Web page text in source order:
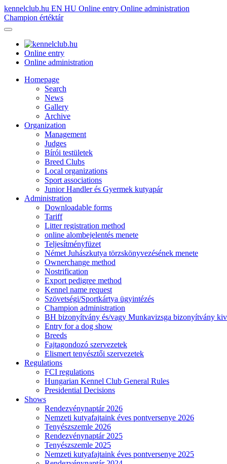
kennelclub.hu EN HU Online entry Online administration
Champion értéktár
Online entry
Online administration
Homepage
Search
News
Gallery
Archive
Organization
Management
Judges
Bírói testületek
Breed Clubs
Local organizations
Sport associations
Junior Handler és Gyermek kutyapár
Administration
Downloadable forms
Tariff
Litter registration method
online alombejelentés menete
Teljesítményfüzet
Német Juhászkutya törzskönyvezésének menete
Ownerchange method
Nostrification
Export pedigree method
Kennel name request
Szövetségi/Sportkártya ügyintézés
Champion administration
BH bizonyítvány és/vagy Munkavizsga bizonyítvány
Entry for a dog show
Breeds
Fajtagondozó szervezetek
Elismert tenyésztői szervezetek
Regulations
FCI regulations
Hungarian Kennel Club General Rules
Presidential Decisions
Shows
Rendezvénynaptár 2026
Nemzeti kutyafajtaink éves pontversenye 2026
Tenyészszemle 2026
Rendezvénynaptár 2025
Tenyészszemle 2025
Nemzeti kutyafajtaink éves pontversenye 2025